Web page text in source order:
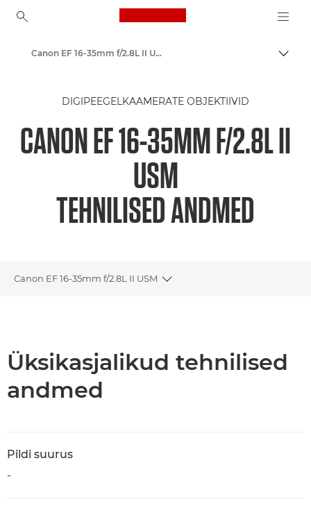
Canon Logo, back to
Canoni kaameraobjektiivid
Canon EF 16-35mm f/2.8L II USM - Objektiivid – kaamera ja fotoobjektiivid
DIGIPEEGELKAAMERATE OBJEKTIIVID
CANON EF 16-35MM F/2.8L II
USM
TEHNILISED ANDMED
Canon EF 16-35mm f/2.8L II USM
Toggle breadcrumbs
Üksikasjalikud tehnilised
andmed
Pildi suurus
-